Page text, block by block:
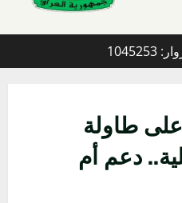
طاولة
دعم أم